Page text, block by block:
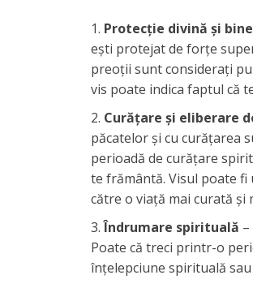
Protecție divină și
ești protejat de forțe
preoții sunt considerați
vis poate indica faptul că
Curățare și eliberare
păcatelor și cu curățarea
perioadă de curățare
te frământă. Visul poate fi
către o viață mai curată și
Îndrumare spirituală
Poate că treci printr-o
înțelepciune spirituală